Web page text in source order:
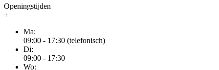
Openingstijden
+
Ma:
09:00 - 17:30 (telefonisch)
Di:
09:00 - 17:30
Wo: